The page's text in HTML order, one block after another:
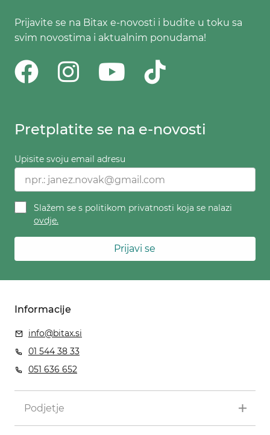
Prijavite se na Bitax e-novosti i budite u toku sa
svim novostima i aktualnim ponudama!
Pretplatite se na e-novosti
Upisite svoju email adresu
Slažem se s politikom privatnosti koja se nalazi
ovdje.
Prijavi se
Informacije
info@bitax.si
01 544 38 33
051 636 652
Podjetje